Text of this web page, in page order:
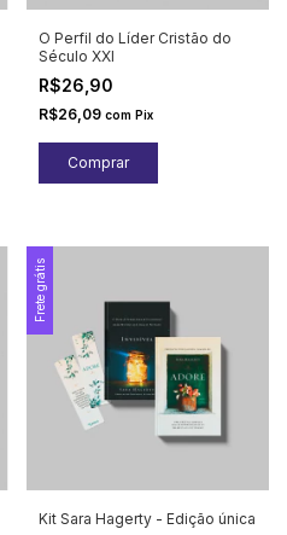
O Perfil do Líder Cristão do
Século XXI
R$26,90
R$26,09 com Pix
Frete grátis
Kit Sara Hagerty - Edição única